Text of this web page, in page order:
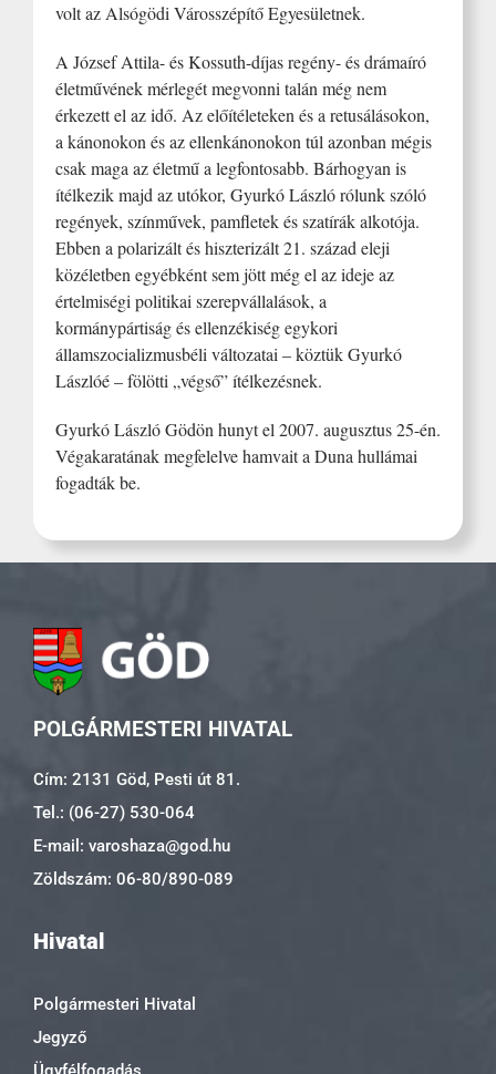
volt az Alsógödi Városszépítő Egyesületnek.
A József Attila- és Kossuth-díjas regény- és drámaíró
életművének mérlegét megvonni talán még nem
érkezett el az idő. Az előítéleteken és a retusálásokon,
a kánonokon és az ellenkánonokon túl azonban mégis
csak maga az életmű a legfontosabb. Bárhogyan is
ítélkezik majd az utókor, Gyurkó László rólunk szóló
regények, színművek, pamfletek és szatírák alkotója.
Ebben a polarizált és hiszterizált 21. század eleji
közéletben egyébként sem jött még el az ideje az
értelmiségi politikai szerepvállalások, a
kormánypártiság és ellenzékiség egykori
államszocializmusbéli változatai – köztük Gyurkó
Lászlóé – fölötti „végső” ítélkezésnek.
Gyurkó László Gödön hunyt el 2007. augusztus 25-én.
Végakaratának megfelelve hamvait a Duna hullámai
fogadták be.
POLGÁRMESTERI HIVATAL
Cím: 2131 Göd, Pesti út 81.
Tel.: (06-27) 530-064
E-mail: varoshaza@god.hu
Zöldszám: 06-80/890-089
Hivatal
Polgármesteri Hivatal
Jegyző